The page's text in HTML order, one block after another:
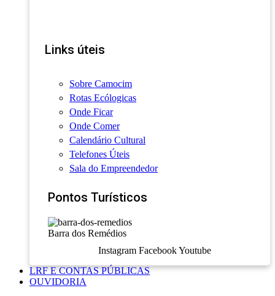
Links úteis
Sobre Camocim
Rotas Ecólogicas
Onde Ficar
Onde Comer
Calendário Cultural
Telefones Úteis
Sala do Empreendedor
Pontos Turísticos
Barra dos Remédios
Instagram Facebook Youtube
LRF E CONTAS PÚBLICAS
OUVIDORIA